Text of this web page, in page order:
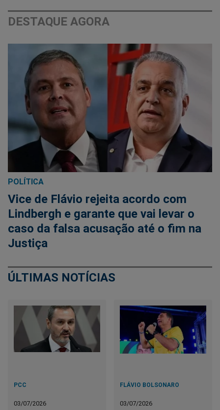
DESTAQUE AGORA
POLÍTICA
Vice de Flávio rejeita acordo com
Lindbergh e garante que vai levar o
caso da falsa acusação até o fim na
Justiça
ÚLTIMAS NOTÍCIAS
PCC
03/07/2026
FLÁVIO BOLSONARO
03/07/2026